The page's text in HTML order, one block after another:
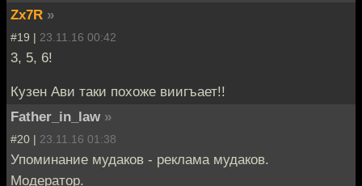
Zx7R »
#19 | 23.11.16 00:42
3, 5, 6!
Кузен Ави таки похоже виигъает!!
Father_in_law »
#20 | 23.11.16 01:38
Упоминание мудаков - реклама мудаков.
Модератор.